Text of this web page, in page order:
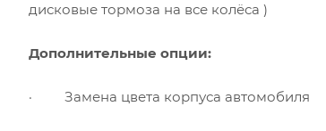
дисковые тормоза на все колёса )
Дополнительные опции:
· Замена цвета корпуса автомобиля